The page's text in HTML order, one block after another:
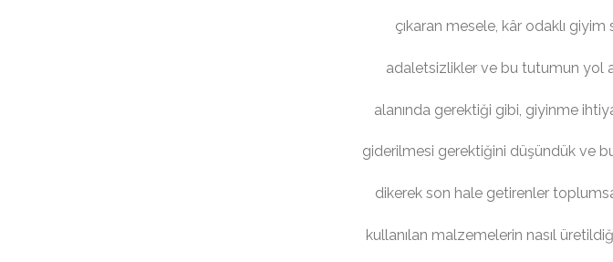
çıkaran mesele, kâr odaklı
adaletsizlikler ve bu tutumun yol
alanında gerektiği gibi, giyinme
giderilmesi gerektiğini düşündük ve
dikerek son hale getirenler
kullanılan malzemelerin nasıl